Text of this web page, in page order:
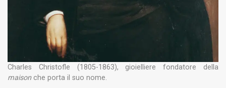
Charles Christofle (1805-1863), gioielliere fondatore della
maisonche porta il suo nome.